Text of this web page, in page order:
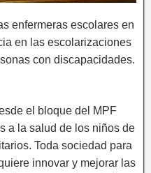
enfermeras escolares en
en las escolarizaciones
con discapacidades.
el bloque del MPF
a la salud de los niños de
Toda sociedad para
innovar y mejorar las